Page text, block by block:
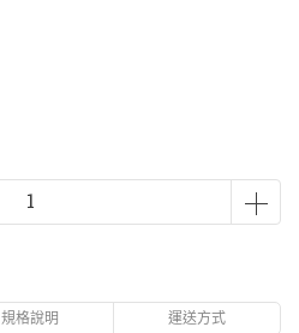
規格說明 運送方式